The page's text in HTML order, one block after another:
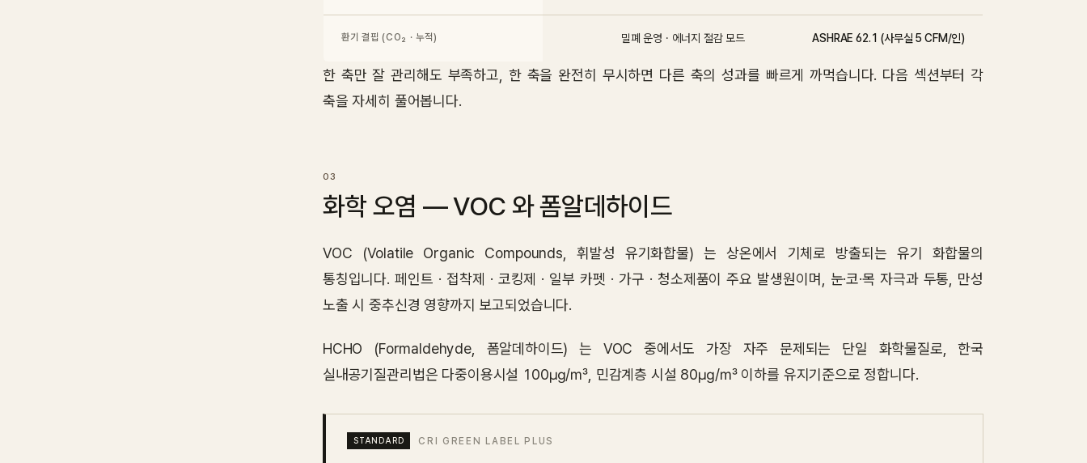
환기 결핍 (CO₂ · 누적) 밀폐 운영 · 에너지 절감 모드 ASHRAE 62.1 (사무실 5 CFM/인)
한 축만 잘 관리해도 부족하고, 한 축을 완전히 무시하면 다른 축의 성과를 빠르게 까먹습니다. 다음 섹션부터 각
축을 자세히 풀어봅니다.
화학 오염 — VOC 와 폼알데하이드
VOC (Volatile Organic Compounds, 휘발성 유기화합물) 는 상온에서 기체로 방출되는 유기 화합물의
통칭입니다. 페인트 · 접착제 · 코킹제 · 일부 카펫 · 가구 · 청소제품이 주요 발생원이며, 눈·코·목 자극과 두통, 만성
노출 시 중추신경 영향까지 보고되었습니다.
HCHO (Formaldehyde, 폼알데하이드) 는 VOC 중에서도 가장 자주 문제되는 단일 화학물질로, 한국
실내공기질관리법은 다중이용시설 100㎍/㎥, 민감계층 시설 80㎍/㎥ 이하를 유지기준으로 정합니다.
CRI GREEN LABEL PLUS